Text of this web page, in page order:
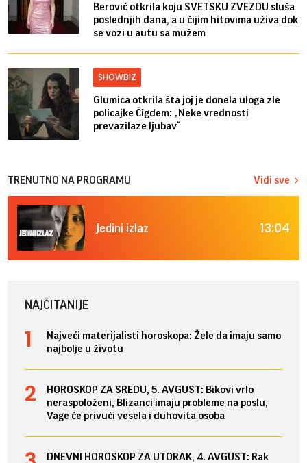
Berović otkrila koju SVETSKU ZVEZDU sluša
poslednjih dana, a u čijim hitovima uživa dok
se vozi u autu sa mužem
SHOWBIZ
Glumica otkrila šta joj je donela uloga zle
policajke Čigdem: „Neke vrednosti
prevazilaze ljubav“
TRENUTNO NA PROGRAMU Vidi sve
Jedini izlaz 13:04
NAJČITANIJE
Najveći materijalisti horoskopa: Žele da imaju samo
najbolje u životu
HOROSKOP ZA SREDU, 5. AVGUST: Bikovi vrlo
neraspoloženi, Blizanci imaju probleme na poslu,
Vage će privući vesela i duhovita osoba
DNEVNI HOROSKOP ZA UTORAK, 4. AVGUST: Rak